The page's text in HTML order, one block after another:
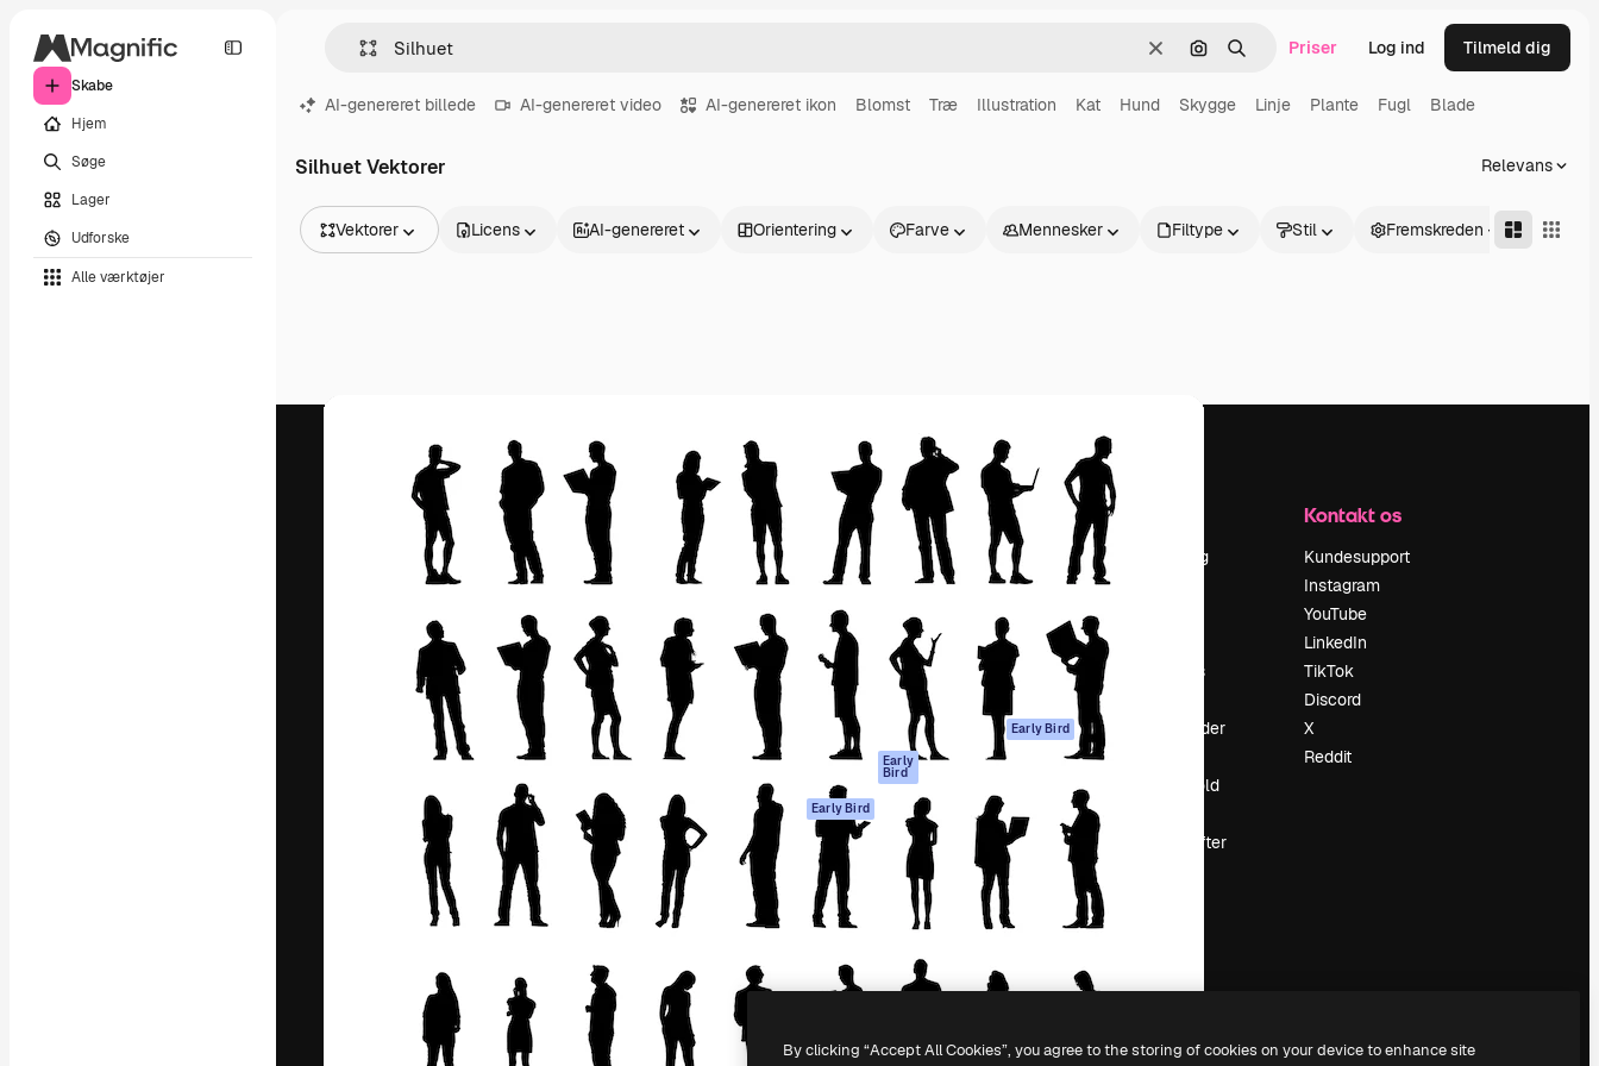
Skabe
Hjem
Søge
Lager
Udforske
Alle værktøjer
Klar Søg efter billede
Søge Priser Log ind Tilmeld dig
AI-genereret billede AI-genereret video AI-genereret ikon Blomst Træ Illustration Kat Hund Skygge Linje Plante Fugl Blade
Silhuet Vektorer Relevans
Vektorer
Videoer
Motion graphics
Videoskabeloner
Licens AI-genereret Orientering Farve Mennesker Filtype Stil Fremskreden
Den kreative platform til at skabe dit bedste
arbejde. Over 1 million abonnenter – fra
studier.
Dansk
Produkter
Spaces
AI-assistent
AI-billedgenerator
AI-videogenerator
AI-
stemmegenerator
Stockindhold
MCP til
Claude/ChatGPT
Early
Bird
Agenter Early Bird
API
Mobilapp
Alle Magnific
værktøjer
Kom godt i
gang
Academy
Dokumentation
Support
Vilkår for brug
Privatlivspolitik
Originaler Early Bird
Cookies politik
Partnere
Virksomhed
Prissætning
Søgetrends
Begivenheder
Sælg indhold
Leder du efter
Kontakt os
Kundesupport
Instagram
YouTube
LinkedIn
TikTok
Discord
X
Reddit
Copyright © 2010- Freepik Company S.L.U. Alle rettigheder forbeholdes.
By clicking “Accept All Cookies”, you agree to the storing of cookies on your device to enhance site